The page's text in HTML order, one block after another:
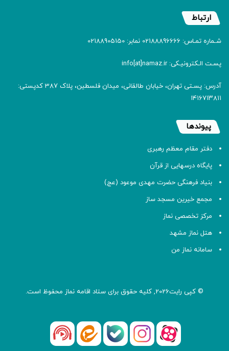
ارتباط
شـماره تمـاس: 02188896666 نمابر: 02188905150
پسـت الـکترونیـکی: info[at]namaz.ir
آدرس: پسـتی تهران، خیابان طالقانی، میدان فلسطین، پلاک 387 کدپستی:
۱۴۱۶۷۱۳۸۱۱
پیوندها
دفتر مقام معظم رهبری
پایگاه درسهایی از قرآن
بنیاد فرهنگی حضرت مهدی موعود (عج)
مجمع خیرین مسجد ساز
مرکز تخصصی نماز
هتل نماز مشهد
سامانه نماز من
© کپی رایت2026, کلیه حقوق برای ستاد اقامه نماز محفوظ است.
آپارات اینستاگرام
بله ایتا